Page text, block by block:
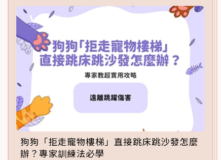
狗狗「拒走寵物樓梯」直接跳床跳沙發怎麼
辦？專家訓練法必學